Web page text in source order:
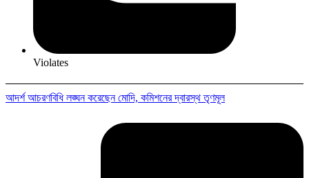
Violates
আদর্শ আচরণবিধি লঙ্ঘন করেছেন মোদি, কমিশনের দ্বারস্থ তৃণমূল